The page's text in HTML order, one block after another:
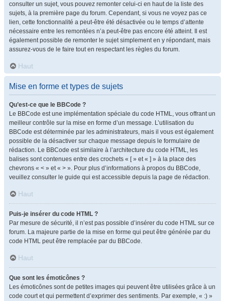
consulter un sujet, vous pouvez remonter celui-ci en haut de la liste des
sujets, à la première page du forum. Cependant, si vous ne voyez pas ce
lien, cette fonctionnalité a peut-être été désactivée ou le temps d’attente
nécessaire entre les remontées n’a peut-être pas encore été atteint. Il est
également possible de remonter le sujet simplement en y répondant, mais
assurez-vous de le faire tout en respectant les règles du forum.
Haut
Mise en forme et types de sujets
Qu’est-ce que le BBCode ?
Le BBCode est une implémentation spéciale du code HTML, vous offrant un
meilleur contrôle sur la mise en forme d’un message. L’utilisation du
BBCode est déterminée par les administrateurs, mais il vous est également
possible de la désactiver sur chaque message depuis le formulaire de
rédaction. Le BBCode est similaire à l’architecture du code HTML, les
balises sont contenues entre des crochets « [ » et « ] » à la place des
chevrons « < » et « > ». Pour plus d’informations à propos du BBCode,
veuillez consulter le guide qui est accessible depuis la page de rédaction.
Haut
Puis-je insérer du code HTML ?
Par mesure de sécurité, il n’est pas possible d’insérer du code HTML sur ce
forum. La majeure partie de la mise en forme qui peut être générée par du
code HTML peut être remplacée par du BBCode.
Haut
Que sont les émoticônes ?
Les émoticônes sont de petites images qui peuvent être utilisées grâce à un
code court et qui permettent d’exprimer des sentiments. Par exemple, « :) »